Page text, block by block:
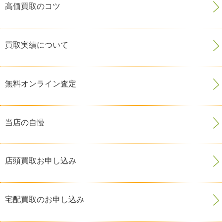
高価買取のコツ
買取実績について
無料オンライン査定
当店の自慢
店頭買取お申し込み
宅配買取のお申し込み